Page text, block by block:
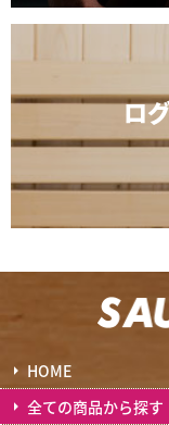
ロ
HOME
全ての商品から探す